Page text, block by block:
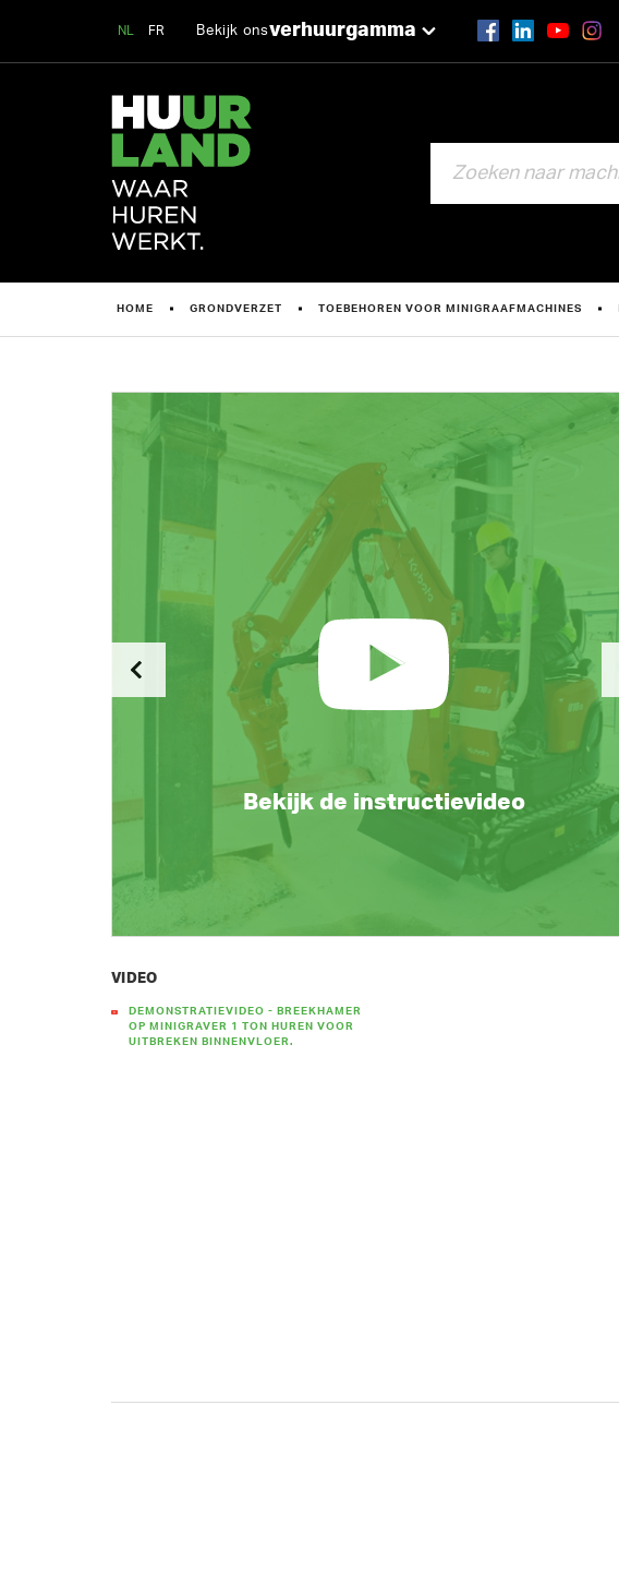
NL FR Bekijk onsverhuurgamma
HOME GRONDVERZET TOEBEHOREN VOOR MINIGRAAFMACHINES
Bekijk de instructievideo
VIDEO
DEMONSTRATIEVIDEO - BREEKHAMER
OP MINIGRAVER 1 TON HUREN VOOR
UITBREKEN BINNENVLOER.